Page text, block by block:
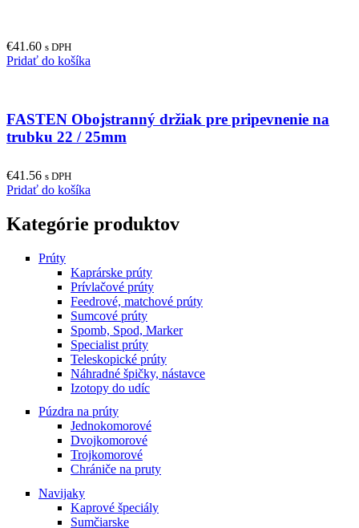
€41.60 s DPH
Pridať do košíka
FASTEN Obojstranný držiak pre pripevnenie na
trubku 22 / 25mm
€41.56 s DPH
Pridať do košíka
Kategórie produktov
Prúty
Kaprárske prúty
Prívlačové prúty
Feedrové, matchové prúty
Sumcové prúty
Spomb, Spod, Marker
Specialist prúty
Teleskopické prúty
Náhradné špičky, nástavce
Izotopy do udíc
Púzdra na prúty
Jednokomorové
Dvojkomorové
Trojkomorové
Chrániče na pruty
Navijaky
Kaprové špeciály
Sumčiarske